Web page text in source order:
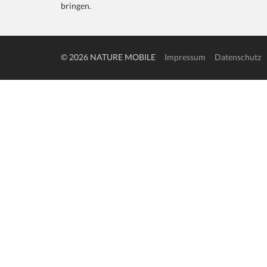
bringen.
© 2026 NATURE MOBILE Impressum Datenschutz